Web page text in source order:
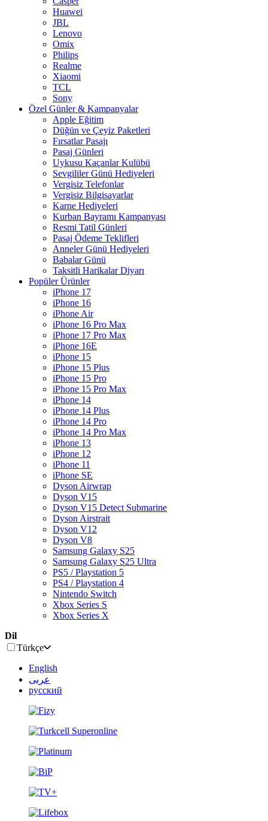
Huawei
JBL
Lenovo
Omix
Philips
Realme
Xiaomi
TCL
Sony
Özel Günler & Kampanyalar
Apple Eğitim
Düğün ve Çeyiz Paketleri
Fırsatlar Pasajı
Pasaj Günleri
Uykusu Kaçanlar Kulübü
Sevgililer Günü Hediyeleri
Vergisiz Telefonlar
Vergisiz Bilgisayarlar
Karne Hediyeleri
Kurban Bayramı Kampanyası
Resmi Tatil Günleri
Pasaj Ödeme Teklifleri
Anneler Günü Hediyeleri
Babalar Günü
Taksitli Harikalar Diyarı
Popüler Ürünler
iPhone 17
iPhone 16
iPhone Air
iPhone 16 Pro Max
iPhone 17 Pro Max
iPhone 16E
iPhone 15
iPhone 15 Plus
iPhone 15 Pro
iPhone 15 Pro Max
iPhone 14
iPhone 14 Plus
iPhone 14 Pro
iPhone 14 Pro Max
iPhone 13
iPhone 12
iPhone 11
iPhone SE
Dyson Airwrap
Dyson V15
Dyson V15 Detect Submarine
Dyson Airstrait
Dyson V12
Dyson V8
Samsung Galaxy S25
Samsung Galaxy S25 Ultra
PS5 / Playstation 5
PS4 / Playstation 4
Nintendo Switch
Xbox Series S
Xbox Series X
Dil
Türkçe
English
عربى
русский